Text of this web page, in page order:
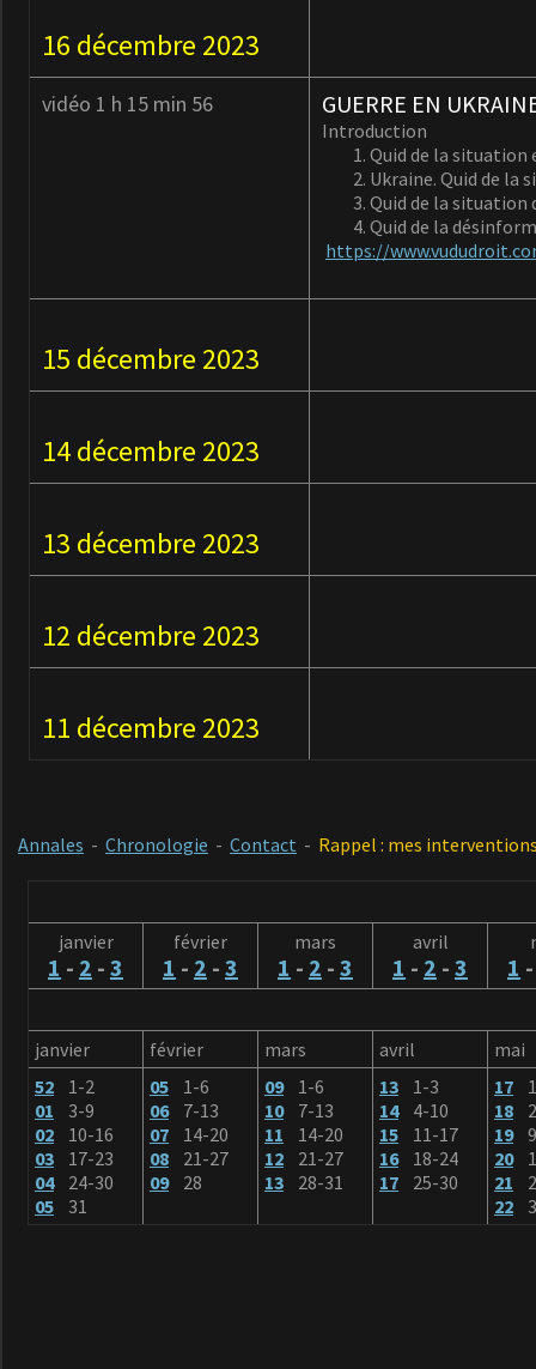
16 décembre 2023
vidéo 1 h 15 min 56 GUERRE EN
Introduction
Quid de la situation
Ukraine. Quid de la
Quid de la
Quid de la
https://
15 décembre 2023
14 décembre 2023
13 décembre 2023
12 décembre 2023
11 décembre 2023
Annales - Chronologie - Contact - Rappel : mes
janvier
1 - 2 - 3
février
1 - 2 - 3
mars
1 - 2 - 3
avril
1 - 2 - 3 1
janvier février mars avril
mai
52 1-2
01 3-9
02 10-16
03 17-23
0424-30
05 31
05 1-6
067-13
07 14-20
08 21-27
0928
091-6
107-13
11 14-20
12 21-27
13 28-31
13 1-3
144-10
15 11-17
1618-24
17 25-30
17 1
18
19
20
21
22